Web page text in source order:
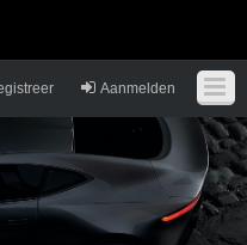
Aanmelden